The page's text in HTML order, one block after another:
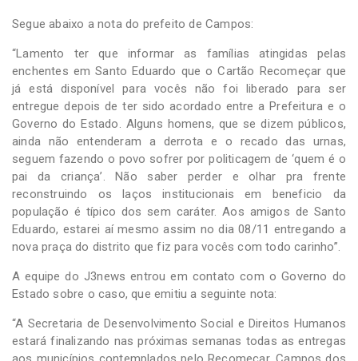
Segue abaixo a nota do prefeito de Campos:
“Lamento ter que informar as famílias atingidas pelas
enchentes em Santo Eduardo que o Cartão Recomeçar que
já está disponível para vocês não foi liberado para ser
entregue depois de ter sido acordado entre a Prefeitura e o
Governo do Estado. Alguns homens, que se dizem públicos,
ainda não entenderam a derrota e o recado das urnas,
seguem fazendo o povo sofrer por politicagem de ‘quem é o
pai da criança’. Não saber perder e olhar pra frente
reconstruindo os laços institucionais em beneficio da
população é típico dos sem caráter. Aos amigos de Santo
Eduardo, estarei aí mesmo assim no dia 08/11 entregando a
nova praça do distrito que fiz para vocês com todo carinho”.
A equipe do J3news entrou em contato com o Governo do
Estado sobre o caso, que emitiu a seguinte nota:
“A Secretaria de Desenvolvimento Social e Direitos Humanos
estará finalizando nas próximas semanas todas as entregas